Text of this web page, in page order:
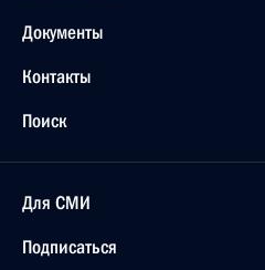
Документы
Контакты
Поиск
Для СМИ
Подписаться